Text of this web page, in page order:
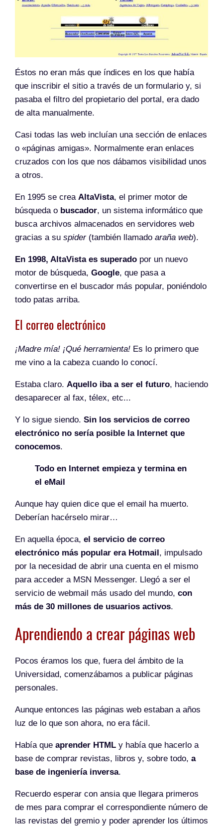
Éstos no eran más que índices en los que había
que inscribir el sitio a través de un formulario y, si
pasaba el filtro del propietario del portal, era dado
de alta manualmente.
Casi todas las web incluían una sección de enlaces
o «páginas amigas». Normalmente eran enlaces
cruzados con los que nos dábamos visibilidad unos
a otros.
En 1995 se crea AltaVista, el primer motor de
búsqueda o buscador, un sistema informático que
busca archivos almacenados en servidores web
gracias a su spider(también llamado araña web).
En 1998, AltaVista es superado por un nuevo
motor de búsqueda, Google, que pasa a
convertirse en el buscador más popular, poniéndolo
todo patas arriba.
El correo electrónico
¡Madre mía! ¡Qué herramienta! Es lo primero que
me vino a la cabeza cuando lo conocí.
Estaba claro. Aquello iba a ser el futuro, haciendo
desaparecer al fax, télex, etc...
Y lo sigue siendo. Sin los servicios de correo
electrónico no sería posible la Internet que
conocemos.
Todo en Internet empieza y termina en
el eMail
Aunque hay quien dice que el email ha muerto.
Deberían hacérselo mirar…
En aquella época, el servicio de correo
electrónico más popular era Hotmail, impulsado
por la necesidad de abrir una cuenta en el mismo
para acceder a MSN Messenger. Llegó a ser el
servicio de webmail más usado del mundo, con
más de 30 millones de usuarios activos.
Aprendiendo a crear páginas web
Pocos éramos los que, fuera del ámbito de la
Universidad, comenzábamos a publicar páginas
personales.
Aunque entonces las páginas web estaban a años
luz de lo que son ahora, no era fácil.
Había que aprender HTML y había que hacerlo a
base de comprar revistas, libros y, sobre todo, a
base de ingeniería inversa.
Recuerdo esperar con ansia que llegara primeros
de mes para comprar el correspondiente número de
las revistas del gremio y poder aprender los últimos